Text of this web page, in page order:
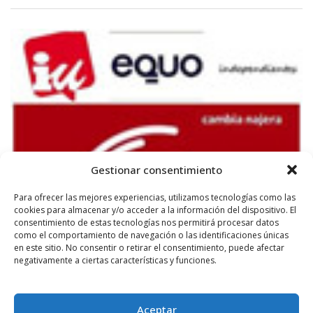
Gestionar consentimiento
Para ofrecer las mejores experiencias, utilizamos tecnologías como las
cookies para almacenar y/o acceder a la información del dispositivo. El
consentimiento de estas tecnologías nos permitirá procesar datos
como el comportamiento de navegación o las identificaciones únicas
en este sitio. No consentir o retirar el consentimiento, puede afectar
negativamente a ciertas características y funciones.
Aceptar